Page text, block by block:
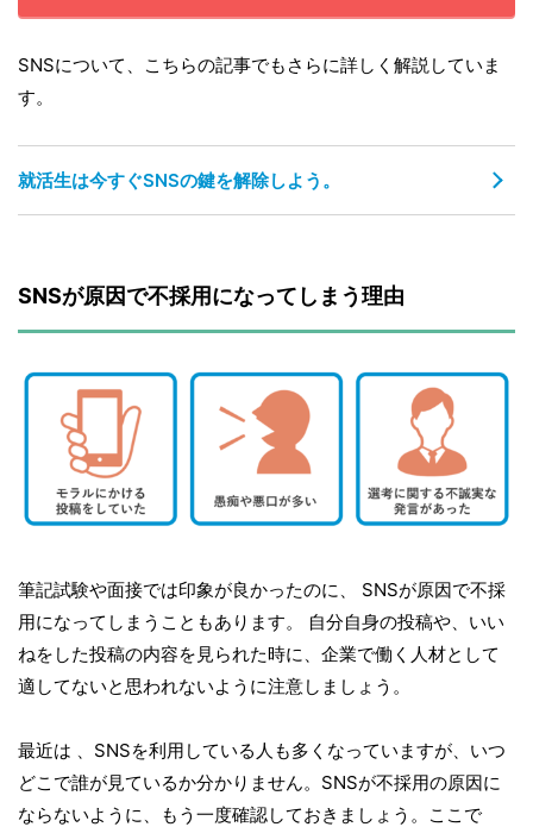
SNSについて、こちらの記事でもさらに詳しく解説していま
す。
就活生は今すぐSNSの鍵を解除しよう。
SNSが原因で不採用になってしまう理由
筆記試験や面接では印象が良かったのに、 SNSが原因で不採
用になってしまうこともあります。 自分自身の投稿や、いい
ねをした投稿の内容を見られた時に、企業で働く人材として
適してないと思われないように注意しましょう。
最近は 、SNSを利用している人も多くなっていますが、いつ
どこで誰が見ているか分かりません。SNSが不採用の原因に
ならないように、もう一度確認しておきましょう。ここで